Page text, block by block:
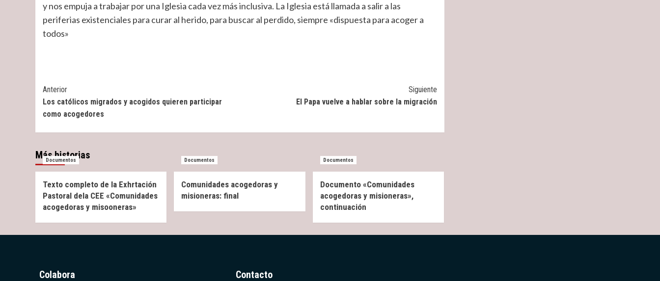
y nos empuja a trabajar por una Iglesia cada vez más inclusiva. La Iglesia está llamada a salir a las
periferias existenciales para curar al herido, para buscar al perdido, siempre «dispuesta para acoger a
todos»
Post
Navigation
Anterior
Los católicos migrados y acogidos quieren participar
como acogedores
Siguiente
El Papa vuelve a hablar sobre la migración
Más historias
Documentos
Texto completo de la Exhrtación
Pastoral dela CEE «Comunidades
acogedoras y misooneras»
Documentos
Comunidades acogedoras y
misioneras: final
Documentos
Documento «Comunidades
acogedoras y misioneras»,
continuación
Colabora Contacto